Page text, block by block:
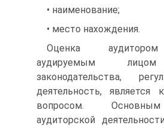
• наименование;
• место нахождения.
Оценка
аудируемым лицом
законодательства,
деятельность, является
вопросом.
аудиторской